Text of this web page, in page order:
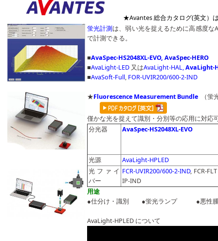
★Avantes 総合カタログ(英文）
蛍光計測は、弱い光を捉えるために高感度な
で計測できる。
■AvaSpec-HS2048XL-EVO, AvaSpec-HERO
■AvaLight-LED 又はAvaLight-HAL,AvaLight-
■AvaSoft-Full, FOR-UVIR200/600-2-IND
★Fluorescence Measurement Bundle （
僅かな光を捉えて識別・分別等の応用に対応
分光器
AvaSpec-HS2048XL-EVO
光源
AvaLight-HPLED
光ファイ
バー
FCR-UVIR200/600-2-IND, FCR-FLT
IP-IND
用途
●仕分け・識別 ●蛍光ランプ ●悪
AvaLight-HPLED について